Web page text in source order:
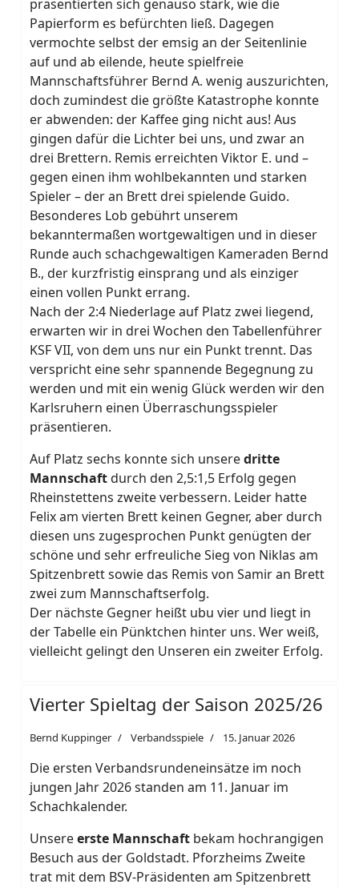
präsentierten sich genauso stark, wie die
Papierform es befürchten ließ. Dagegen
vermochte selbst der emsig an der Seitenlinie
auf und ab eilende, heute spielfreie
Mannschaftsführer Bernd A. wenig auszurichten,
doch zumindest die größte Katastrophe konnte
er abwenden: der Kaffee ging nicht aus! Aus
gingen dafür die Lichter bei uns, und zwar an
drei Brettern. Remis erreichten Viktor E. und –
gegen einen ihm wohlbekannten und starken
Spieler – der an Brett drei spielende Guido.
Besonderes Lob gebührt unserem
bekanntermaßen wortgewaltigen und in dieser
Runde auch schachgewaltigen Kameraden Bernd
B., der kurzfristig einsprang und als einziger
einen vollen Punkt errang.
Nach der 2:4 Niederlage auf Platz zwei liegend,
erwarten wir in drei Wochen den Tabellenführer
KSF VII, von dem uns nur ein Punkt trennt. Das
verspricht eine sehr spannende Begegnung zu
werden und mit ein wenig Glück werden wir den
Karlsruhern einen Überraschungsspieler
präsentieren.
Auf Platz sechs konnte sich unseredritte
Mannschaftdurch den 2,5:1,5 Erfolg gegen
Rheinstettens zweite verbessern. Leider hatte
Felix am vierten Brett keinen Gegner, aber durch
diesen uns zugesprochen Punkt genügten der
schöne und sehr erfreuliche Sieg von Niklas am
Spitzenbrett sowie das Remis von Samir an Brett
zwei zum Mannschaftserfolg.
Der nächste Gegner heißt ubu vier und liegt in
der Tabelle ein Pünktchen hinter uns. Wer weiß,
vielleicht gelingt den Unseren ein zweiter Erfolg.
Vierter Spieltag der Saison 2025/26
Bernd Kuppinger Verbandsspiele 15. Januar 2026
Die ersten Verbandsrundeneinsätze im noch
jungen Jahr 2026 standen am 11. Januar im
Schachkalender.
Unsereerste Mannschaft bekam hochrangigen
Besuch aus der Goldstadt. Pforzheims Zweite
trat mit dem BSV-Präsidenten am Spitzenbrett